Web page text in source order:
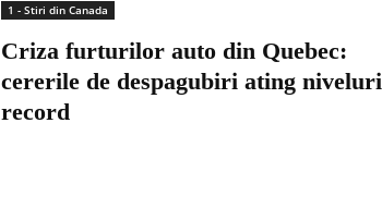
1 - Stiri din Canada
Criza furturilor auto din Quebec:
cererile de despagubiri ating niveluri
record